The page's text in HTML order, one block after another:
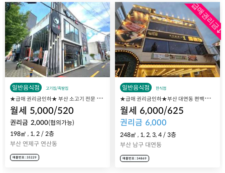
일반음식점 고기집/족발집
★
급매 권리금인하★ 부산 소고기 전문 고기집 창업, 연제구 연산동 2층 통건물 소각 연산점 매장 매매 양도양수
월세 5,000/520
권리금 2,000(협의가능)
198㎡ , 1, 2 / 2층
부산 연제구 연산동
매물번호 : 35229
급매권리금↓
일반음식점 한식점
★
급매 권리금인하★부산 대연동 편백나무찜 전문점 길세이로무시 대연점 매장 매매 양도
월세 6,000/625
권리금 6,000
248㎡ , 1, 2, 3, 4 / 3층
부산 남구 대연동
매물번호 : 34869